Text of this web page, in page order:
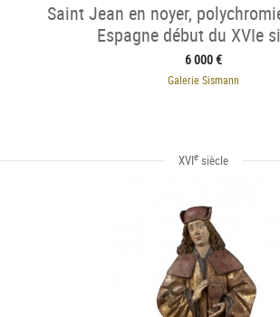
Saint Jean en noyer,
Espagne début du XVIe
6 000 €
Galerie Sismann
XVIesiècle